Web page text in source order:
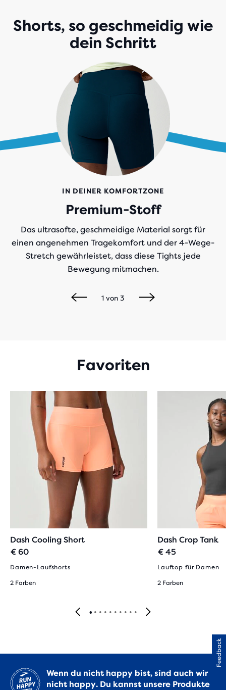
Shorts, so geschmeidig wie
dein Schritt
IN DEINER KOMFORTZONE
Premium-Stoff
Das ultrasofte, geschmeidige Material sorgt für
einen angenehmen Tragekomfort und der 4-Wege-
Stretch gewährleistet, dass diese Tights jede
Bewegung mitmachen.
1 von 3
Favoriten
Dash Cooling Short
€ 60
Damen-Laufshorts
2 Farben
Dash Crop Tank
€ 45
Lauftop für Damen
2 Farben
Wenn du nicht happy bist, sind auch wir
nicht happy. Du kannst unsere Produkte
Feedback